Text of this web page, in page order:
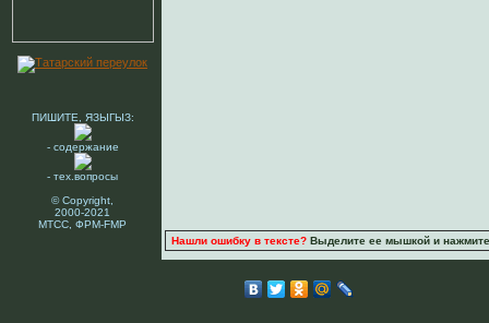
ПИШИТЕ, ЯЗЫГЫЗ:
- содержание
- тех.вопросы
© Copyright,
2000-2021
МТСС, ФРМ-FMP
Нашли ошибку в тексте?Выделите ее мышкой и нажмите